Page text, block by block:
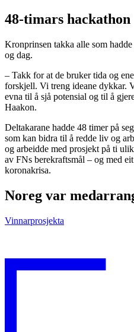
48-timars hackathon
Kronprinsen takka alle som
og dag.
– Takk for at de bruker tida og
forskjell. Vi treng ideane dykkar.
evna til å sjå potensial og til å
Haakon.
Deltakarane hadde 48 timer på
som kan bidra til å redde liv og
og arbeidde med prosjekt på ti
av FNs berekraftsmål – og med
koronakrisa.
Noreg var
Vinnarprosjekta